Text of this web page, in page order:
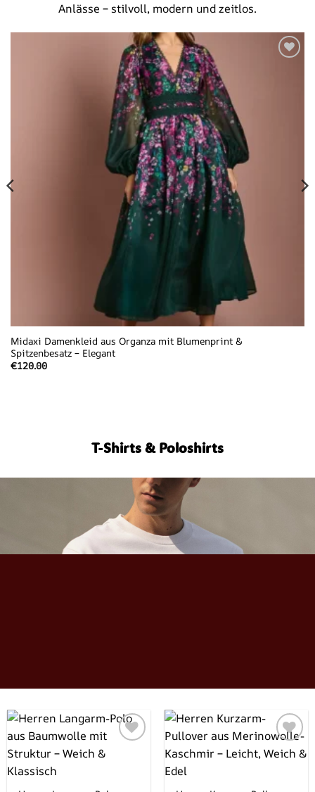
Anlässe – stilvoll, modern und zeitlos.
Midaxi Damenkleid aus Organza mit Blumenprint &
Spitzenbesatz – Elegant
€120.00
T-Shirts & Poloshirts
Add to